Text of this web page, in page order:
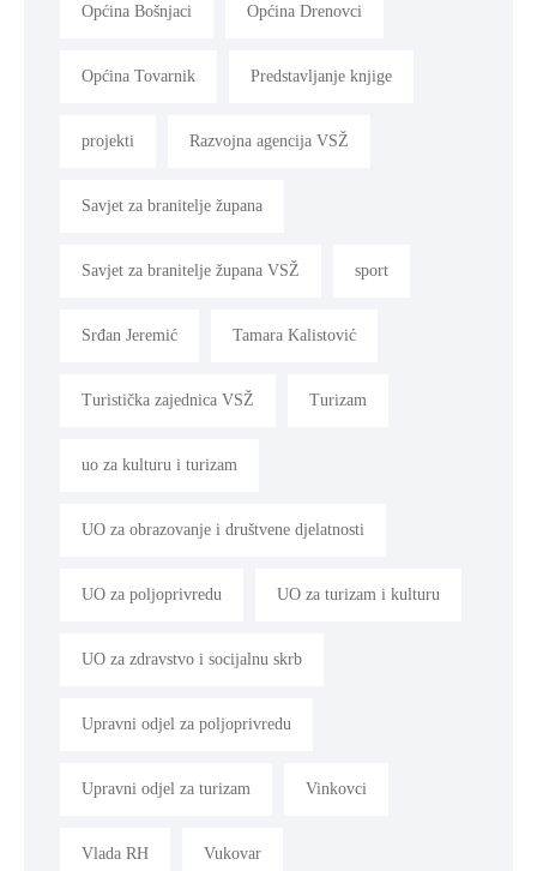
Općina Bošnjaci Općina Drenovci
Općina Tovarnik Predstavljanje knjige
projekti Razvojna agencija VSŽ
Savjet za branitelje župana
Savjet za branitelje župana VSŽ sport
Srđan Jeremić Tamara Kalistović
Turistička zajednica VSŽ Turizam
uo za kulturu i turizam
UO za obrazovanje i društvene djelatnosti
UO za poljoprivredu UO za turizam i kulturu
UO za zdravstvo i socijalnu skrb
Upravni odjel za poljoprivredu
Upravni odjel za turizam Vinkovci
Vlada RH Vukovar